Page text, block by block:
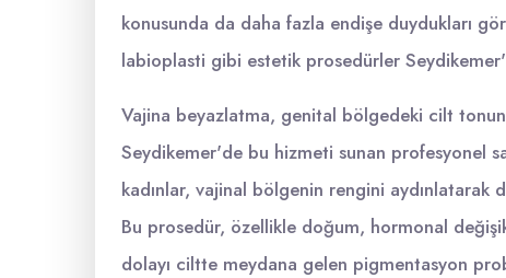
konusunda da daha fazla endişe duydukları
labioplasti gibi estetik prosedürler
Vajina beyazlatma, genital bölgedeki cilt
Seydikemer'de bu hizmeti sunan profesyonel
kadınlar, vajinal bölgenin rengini
Bu prosedür, özellikle doğum, hormonal
dolayı ciltte meydana gelen pigmentasyon